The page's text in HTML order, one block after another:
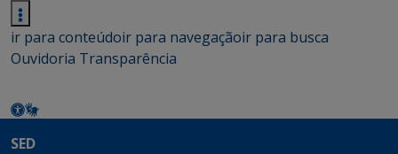
ir para conteúdoir para navegaçãoir para busca
Ouvidoria Transparência
SED